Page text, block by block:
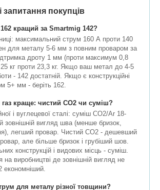
запитання покупців
кращий за Smartmig 142?
максимальний струм 160 А проти 140
для металу 5-6 мм з повним проваром за
дроту 1 мм (проти максимум 0,8
кг проти 23,3 кг. Якщо ваш метал до 4-5
- 142 достатній. Якщо є конструкційні
5+ мм - беріть 162.
краще: чистий CO2 чи суміш?
і вуглецевої сталі: суміш CO2/Ar 18-
зовнішній вигляд шва (менше бризок,
легший провар. Чистий CO2 - дешевший
але більше бризок і грубіший шов.
конструкцій і видових місць - суміш.
виробництві де зовнішній вигляд не
економніший.
для металу різної товщини?